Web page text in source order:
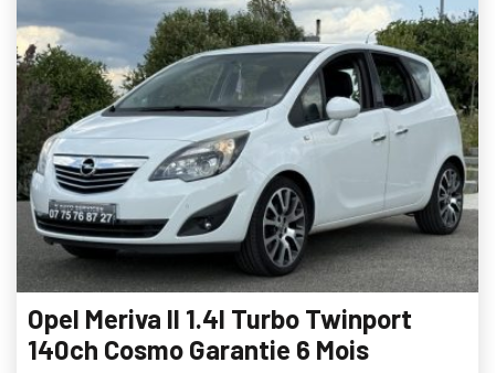
Opel Meriva II 1.4l Turbo Twinport
140ch Cosmo Garantie 6 Mois